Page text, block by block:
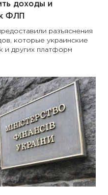
доходы и
ФЛП
разъяснения
которые украинские
и других платформ